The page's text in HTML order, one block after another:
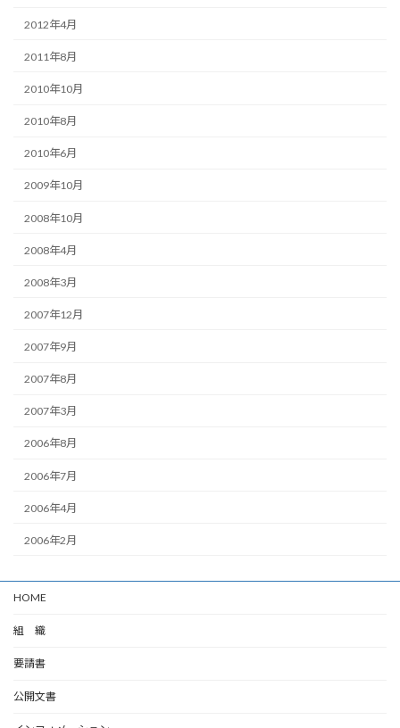
2012年4月
2011年8月
2010年10月
2010年8月
2010年6月
2009年10月
2008年10月
2008年4月
2008年3月
2007年12月
2007年9月
2007年8月
2007年3月
2006年8月
2006年7月
2006年4月
2006年2月
HOME
組 織
要請書
公開文書